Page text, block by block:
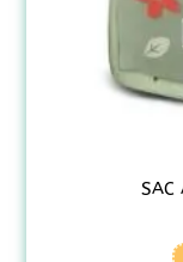
SAC